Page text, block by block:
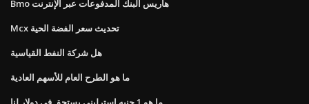
Bmo هاريس البنك المدفوعات عبر الإنترنت
Mcx تحديث سعر الفضة الحية
هل شركة النفط القياسية
ما هو الطرح العام للأسهم العادية